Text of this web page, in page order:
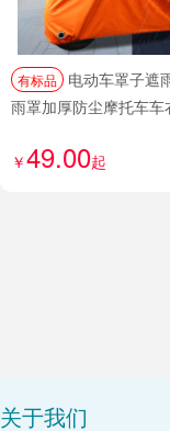
有标品
雨罩加厚防尘摩托车车
￥49.00起
关于我们